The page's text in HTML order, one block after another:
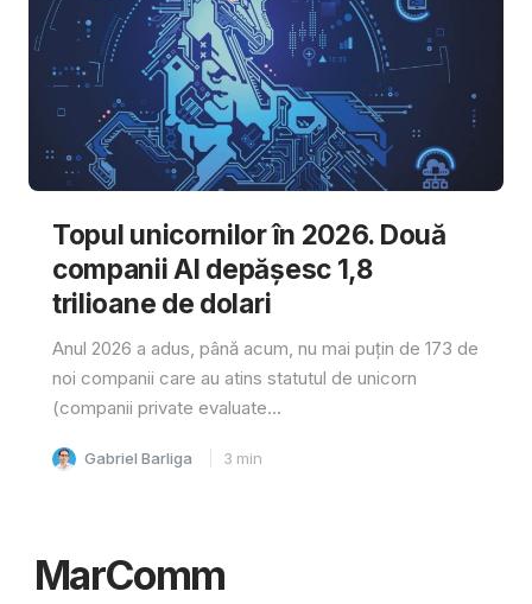
Topul unicornilor în 2026. Două
companii AI depășesc 1,8
trilioane de dolari
Anul 2026 a adus, până acum, nu mai puțin de 173 de
noi companii care au atins statutul de unicorn
(companii private evaluate...
Gabriel Barliga 3 min
MarComm